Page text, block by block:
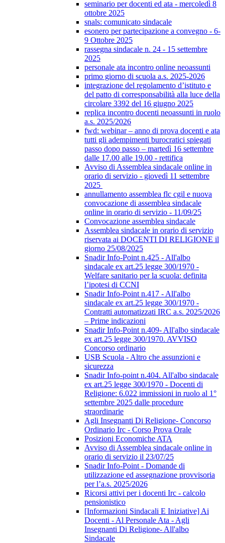
seminario per docenti ed ata - mercoledì 8
ottobre 2025
snals: comunicato sindacale
esonero per partecipazione a convegno - 6-
9 Ottobre 2025
rassegna sindacale n. 24 - 15 settembre
2025
personale ata incontro online neoassunti
primo giorno di scuola a.s. 2025-2026
integrazione del regolamento d’istituto e
del patto di corresponsabilità alla luce della
circolare 3392 del 16 giugno 2025
replica incontro docenti neoassunti in ruolo
a.s. 2025/2026
fwd: webinar – anno di prova docenti e ata
tutti gli adempimenti burocratici spiegati
passo dopo passo – martedì 16 settembre
dalle 17.00 alle 19.00 - rettifica
Avviso di Assemblea sindacale online in
orario di servizio - giovedì 11 settembre
2025
annullamento assemblea flc cgil e nuova
convocazione di assemblea sindacale
online in orario di servizio - 11/09/25
Convocazione assemblea sindacale
Assemblea sindacale in orario di servizio
riservata ai DOCENTI DI RELIGIONE il
giorno 25/08/2025
Snadir Info-Point n.425 - All'albo
sindacale ex art.25 legge 300/1970 -
Welfare sanitario per la scuola: definita
l’ipotesi di CCNI
Snadir Info-Point n.417 - All'albo
sindacale ex art.25 legge 300/1970 -
Contratti automatizzati IRC a.s. 2025/2026
– Prime indicazioni
Snadir Info-Point n.409- All'albo sindacale
ex art.25 legge 300/1970. AVVISO
Concorso ordinario
USB Scuola - Altro che assunzioni e
sicurezza
Snadir Info-point n.404. All'albo sindacale
ex art.25 legge 300/1970 - Docenti di
Religione: 6.022 immissioni in ruolo al 1°
settembre 2025 dalle procedure
straordinarie
Agli Insegnanti Di Religione- Concorso
Ordinario Irc - Corso Prova Orale
Posizioni Economiche ATA
Avviso di Assemblea sindacale online in
orario di servizio il 23/07/25
Snadir Info-Point - Domande di
utilizzazione ed assegnazione provvisoria
per l’a.s. 2025/2026
Ricorsi attivi per i docenti Irc - calcolo
pensionistico
[Informazioni Sindacali E Iniziative] Ai
Docenti - Al Personale Ata - Agli
Insegnanti Di Religione- All'albo
Sindacale